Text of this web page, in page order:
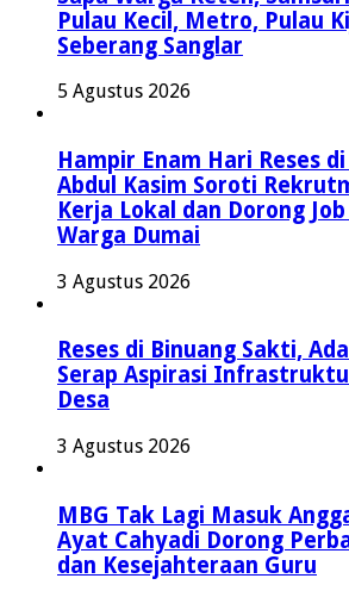
Pulau Kecil, Metro, Pulau
Seberang Sanglar
5 Agustus 2026
Hampir Enam Hari Reses
Abdul Kasim Soroti
Kerja Lokal dan Dorong
Warga Dumai
3 Agustus 2026
Reses di Binuang Sakti,
Serap Aspirasi
Desa
3 Agustus 2026
MBG Tak Lagi Masuk
Ayat Cahyadi Dorong
dan Kesejahteraan Guru